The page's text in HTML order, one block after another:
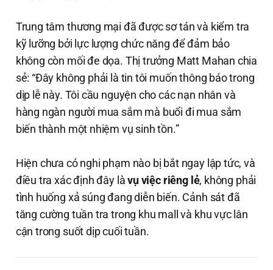
Trung tâm thương mại đã được sơ tán và kiểm tra
kỹ lưỡng bởi lực lượng chức năng để đảm bảo
không còn mối đe dọa. Thị trưởng Matt Mahan chia
sẻ: “Đây không phải là tin tôi muốn thông báo trong
dịp lễ này. Tôi cầu nguyện cho các nạn nhân và
hàng ngàn người mua sắm mà buổi đi mua sắm
biến thành một nhiệm vụ sinh tồn.”
Hiện chưa có nghi phạm nào bị bắt ngay lập tức, và
điều tra xác định đây làvụ việc riêng lẻ, không phải
tình huống xả súng đang diễn biến. Cảnh sát đã
tăng cường tuần tra trong khu mall và khu vực lân
cận trong suốt dịp cuối tuần.